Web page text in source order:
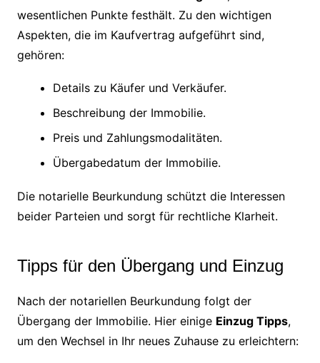
wesentlichen Punkte festhält. Zu den wichtigen
Aspekten, die im Kaufvertrag aufgeführt sind,
gehören:
Details zu Käufer und Verkäufer.
Beschreibung der Immobilie.
Preis und Zahlungsmodalitäten.
Übergabedatum der Immobilie.
Die notarielle Beurkundung schützt die Interessen
beider Parteien und sorgt für rechtliche Klarheit.
Tipps für den Übergang und Einzug
Nach der notariellen Beurkundung folgt der
Übergang der Immobilie. Hier einige Einzug Tipps,
um den Wechsel in Ihr neues Zuhause zu erleichtern: